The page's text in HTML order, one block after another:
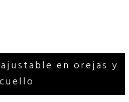
en orejas y
cuello